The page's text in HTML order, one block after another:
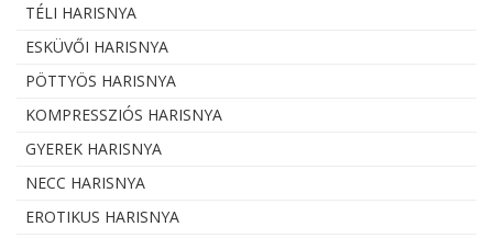
TÉLI HARISNYA
ESKÜVŐI HARISNYA
PÖTTYÖS HARISNYA
KOMPRESSZIÓS HARISNYA
GYEREK HARISNYA
NECC HARISNYA
EROTIKUS HARISNYA